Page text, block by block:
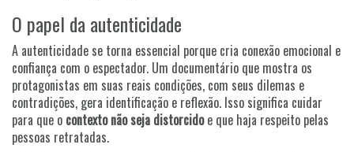
O papel da autenticidade
A autenticidade se torna essencial porque cria conexão emocional e
confiança com o espectador. Um documentário que mostra os
protagonistas em suas reais condições, com seus dilemas e
contradições, gera identificação e reflexão. Isso significa cuidar
para que o contexto não seja distorcidoe que haja respeito pelas
pessoas retratadas.